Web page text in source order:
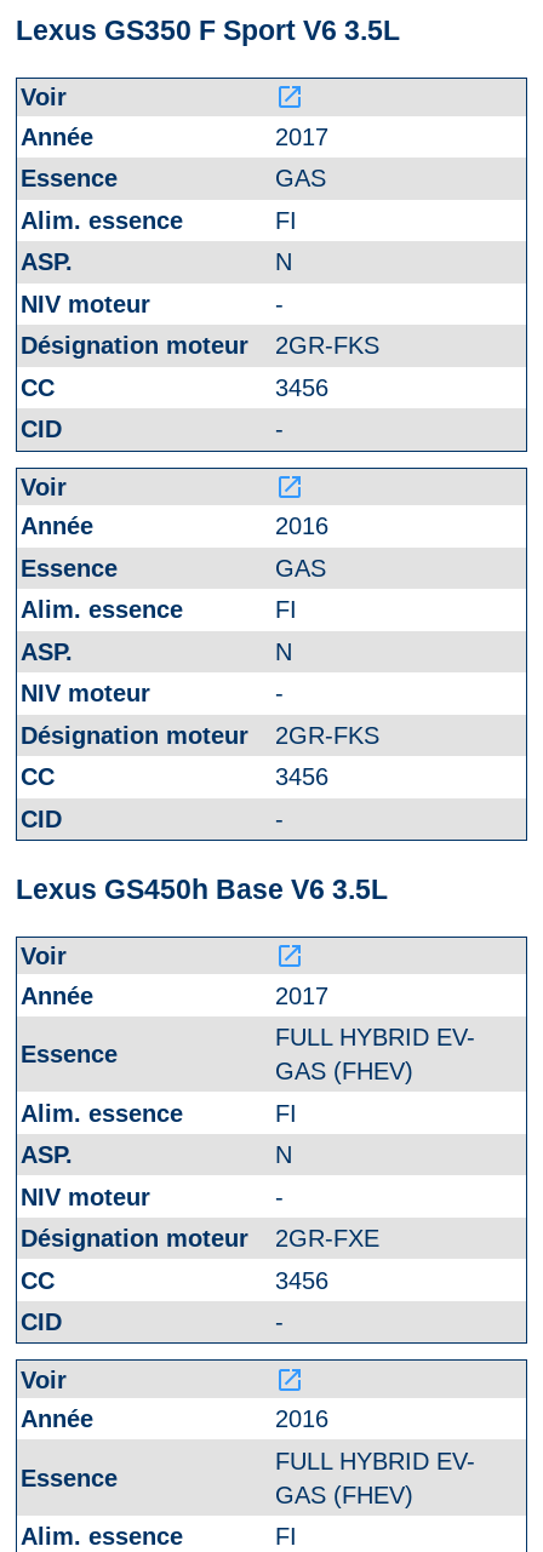
Lexus GS350 F Sport V6 3.5L
launch
2017
GAS
FI
N
-
2GR-FKS
3456
-
launch
2016
GAS
FI
N
-
2GR-FKS
3456
-
Lexus GS450h Base V6 3.5L
launch
2017
FULL HYBRID EV-
GAS (FHEV)
FI
N
-
2GR-FXE
3456
-
launch
2016
FULL HYBRID EV-
GAS (FHEV)
FI